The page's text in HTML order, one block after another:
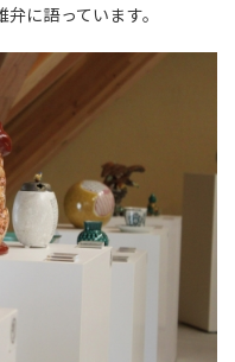
に語っています。